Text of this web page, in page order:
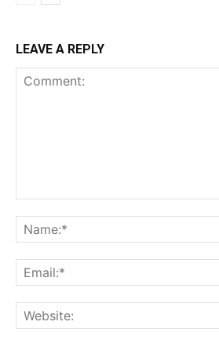
LEAVE A REPLY